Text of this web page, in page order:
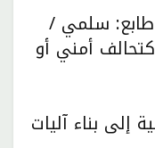
طابع: سلمي /
أمني أو
إلى بناء آليات